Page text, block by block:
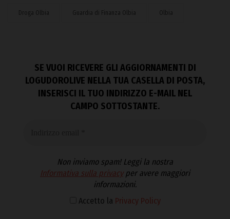
Droga Olbia Guardia di Finanza Olbia Olbia
SE VUOI RICEVERE GLI AGGIORNAMENTI DI
LOGUDOROLIVE NELLA TUA CASELLA DI POSTA,
INSERISCI IL TUO INDIRIZZO E-MAIL NEL
CAMPO SOTTOSTANTE.
Non inviamo spam! Leggi la nostra
Informativa sulla privacyper avere maggiori
informazioni.
Accetto la Privacy Policy